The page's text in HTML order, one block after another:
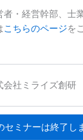
者・経営幹部、士
こちらのページを
会社ミライズ創研
セミナーは終了し